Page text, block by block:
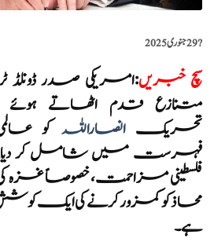
?️29 جنوری 2025
سچ خبریں:امریکی صدر
متنازع قدم اٹھاتے
تحریکانصاراللہ کو
فہرست میں شامل کر دیا,
فلسطینی مزاحمت، خصوصاً غزہ
محاذ کو کمزور کرنے کی ایک کوشش
ہے۔